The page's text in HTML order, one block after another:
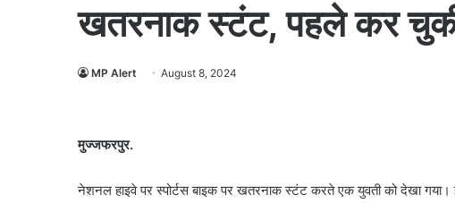
खतरनाक स्टंट, पहले कर चुकी
MP Alert August 8, 2024
मुज्जफरपुर.
नेशनल हाइवे पर स्पोर्टस बाइक पर खतरनाक स्टंट करते एक युवती को देखा गया।